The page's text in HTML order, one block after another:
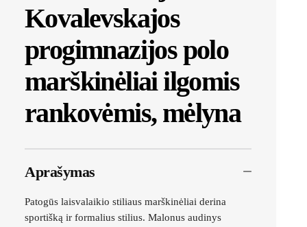
Kovalevskajos
progimnazijos polo
marškinėliai ilgomis
rankovėmis, mėlyna
Aprašymas
Patogūs laisvalaikio stiliaus marškinėliai derina
sportišką ir formalius stilius. Malonus audinys